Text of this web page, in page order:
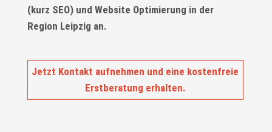
(kurz SEO) und Website Optimierung in der
Region Leipzig an.
Jetzt Kontakt aufnehmen und eine kostenfreie
Erstberatung erhalten.